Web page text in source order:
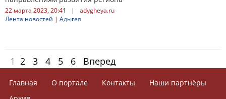
22 марта 2023, 20:41 |
adygheya.ru
Лента новостей | Адыгея
1 2 3 4 5 6 Вперед
Главная О портале Контакты
Наши партнёры